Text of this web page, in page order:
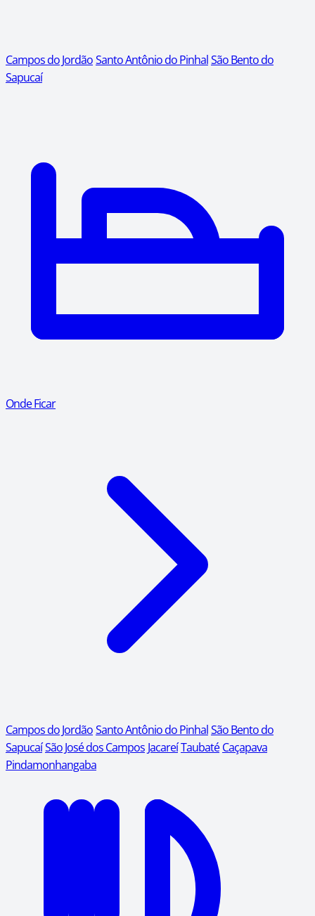
Campos do JordãoSanto Antônio do PinhalSão Bento do
Sapucaí
Onde Ficar
Campos do JordãoSanto Antônio do PinhalSão Bento do
SapucaíSão José dos Campos JacareíTaubaté Caçapava
Pindamonhangaba